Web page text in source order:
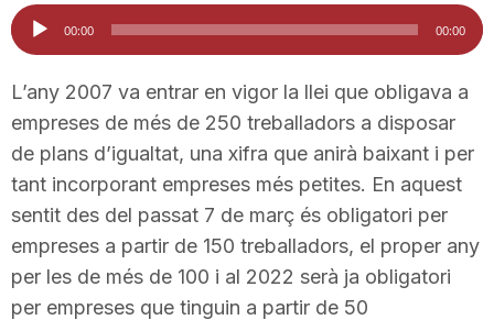
u
t
a
Reproductor
d'àudio
00:00 00:00
L’any 2007 va entrar en vigor la llei que obligava a
empreses de més de 250 treballadors a disposar
de plans d’igualtat, una xifra que anirà baixant i per
tant incorporant empreses més petites. En aquest
sentit des del passat 7 de març és obligatori per
empreses a partir de 150 treballadors, el proper any
per les de més de 100 i al 2022 serà ja obligatori
per empreses que tinguin a partir de 50